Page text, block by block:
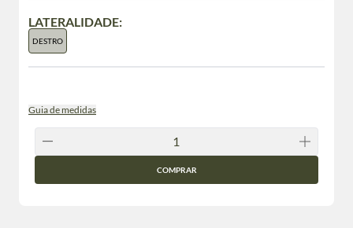
LATERALIDADE:
DESTRO
Guia de medidas
COMPRAR